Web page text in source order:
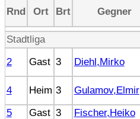
Rnd
Ort Brt Gegner
Stadtliga
2
Gast 3 Diehl,Mirko
4 Heim 3 Gulamov,Elmir
5
Gast 3 Fischer,Heiko